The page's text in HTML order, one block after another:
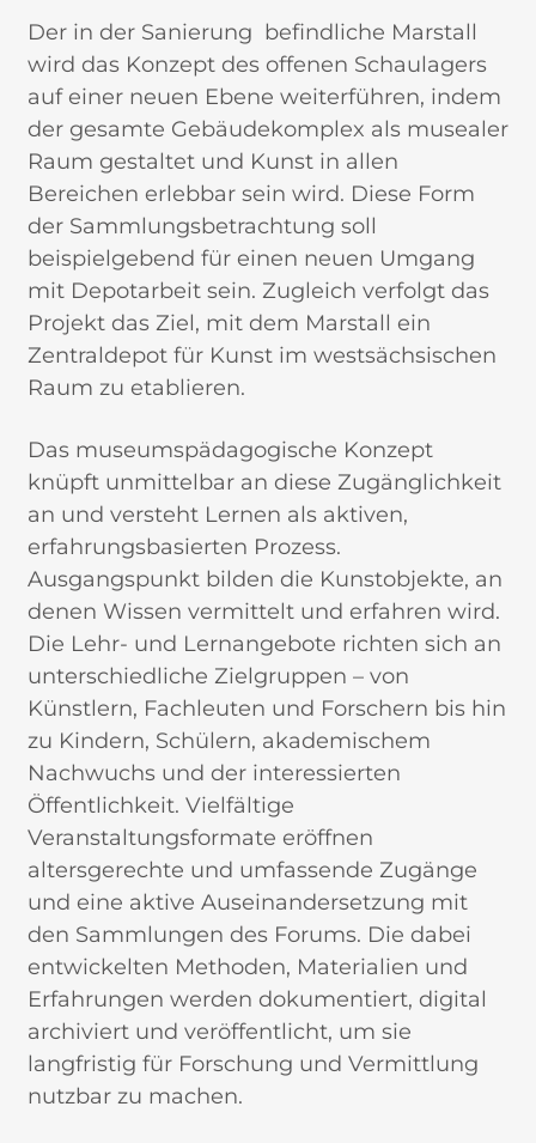
Der in der Sanierung befindliche Marstall
wird das Konzept des offenen Schaulagers
auf einer neuen Ebene weiterführen, indem
der gesamte Gebäudekomplex als musealer
Raum gestaltet und Kunst in allen
Bereichen erlebbar sein wird. Diese Form
der Sammlungsbetrachtung soll
beispielgebend für einen neuen Umgang
mit Depotarbeit sein. Zugleich verfolgt das
Projekt das Ziel, mit dem Marstall ein
Zentraldepot für Kunst im westsächsischen
Raum zu etablieren.
Das museumspädagogische Konzept
knüpft unmittelbar an diese Zugänglichkeit
an und versteht Lernen als aktiven,
erfahrungsbasierten Prozess.
Ausgangspunkt bilden die Kunstobjekte, an
denen Wissen vermittelt und erfahren wird.
Die Lehr- und Lernangebote richten sich an
unterschiedliche Zielgruppen – von
Künstlern, Fachleuten und Forschern bis hin
zu Kindern, Schülern, akademischem
Nachwuchs und der interessierten
Öffentlichkeit. Vielfältige
Veranstaltungsformate eröffnen
altersgerechte und umfassende Zugänge
und eine aktive Auseinandersetzung mit
den Sammlungen des Forums. Die dabei
entwickelten Methoden, Materialien und
Erfahrungen werden dokumentiert, digital
archiviert und veröffentlicht, um sie
langfristig für Forschung und Vermittlung
nutzbar zu machen.